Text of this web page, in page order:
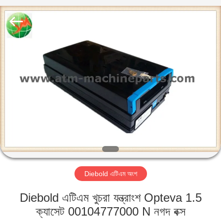
কারখানা
International
Trade
Co.,Ltd..
Rights
Reserved.
Diebold এটিএম অংশ
Diebold এটিএম খুচরা যন্ত্রাংশ Opteva 1.5
ক্যাসেট 00104777000 N নগদ বক্স